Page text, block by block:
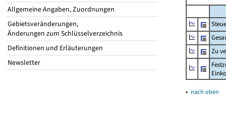
Allgemeine Angaben, Zuordnungen
Gebietsveränderungen,
Änderungen zum Schlüsselverzeichnis
Definitionen und Erläuterungen
Newsletter
Zu
▴ nach oben